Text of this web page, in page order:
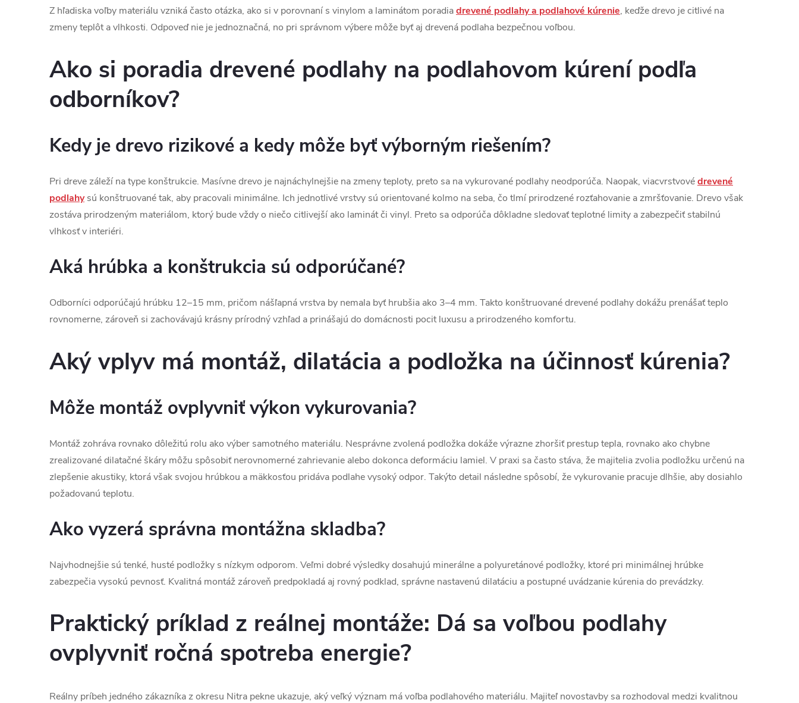
Z hľadiska voľby materiálu vzniká často otázka, ako si v porovnaní s vinylom a laminátom poradiadrevené podlahy a podlahové kúrenie, keďže drevo je citlivé na
zmeny teplôt a vlhkosti. Odpoveď nie je jednoznačná, no pri správnom výbere môže byť aj drevená podlaha bezpečnou voľbou.
Ako si poradia drevené podlahy na podlahovom kúrení podľa
odborníkov?
Kedy je drevo rizikové a kedy môže byť výborným riešením?
Pri dreve záleží na type konštrukcie. Masívne drevo je najnáchylnejšie na zmeny teploty, preto sa na vykurované podlahy neodporúča. Naopak, viacvrstvovédrevené
podlahysú konštruované tak, aby pracovali minimálne. Ich jednotlivé vrstvy sú orientované kolmo na seba, čo tlmí prirodzené rozťahovanie a zmršťovanie. Drevo však
zostáva prirodzeným materiálom, ktorý bude vždy o niečo citlivejší ako laminát či vinyl. Preto sa odporúča dôkladne sledovať teplotné limity a zabezpečiť stabilnú
vlhkosť v interiéri.
Aká hrúbka a konštrukcia sú odporúčané?
Odborníci odporúčajú hrúbku 12–15 mm, pričom nášľapná vrstva by nemala byť hrubšia ako 3–4 mm. Takto konštruované drevené podlahy dokážu prenášať teplo
rovnomerne, zároveň si zachovávajú krásny prírodný vzhľad a prinášajú do domácnosti pocit luxusu a prirodzeného komfortu.
Aký vplyv má montáž, dilatácia a podložka na účinnosť kúrenia?
Môže montáž ovplyvniť výkon vykurovania?
Montáž zohráva rovnako dôležitú rolu ako výber samotného materiálu. Nesprávne zvolená podložka dokáže výrazne zhoršiť prestup tepla, rovnako ako chybne
zrealizované dilatačné škáry môžu spôsobiť nerovnomerné zahrievanie alebo dokonca deformáciu lamiel. V praxi sa často stáva, že majitelia zvolia podložku určenú na
zlepšenie akustiky, ktorá však svojou hrúbkou a mäkkosťou pridáva podlahe vysoký odpor. Takýto detail následne spôsobí, že vykurovanie pracuje dlhšie, aby dosiahlo
požadovanú teplotu.
Ako vyzerá správna montážna skladba?
Najvhodnejšie sú tenké, husté podložky s nízkym odporom. Veľmi dobré výsledky dosahujú minerálne a polyuretánové podložky, ktoré pri minimálnej hrúbke
zabezpečia vysokú pevnosť. Kvalitná montáž zároveň predpokladá aj rovný podklad, správne nastavenú dilatáciu a postupné uvádzanie kúrenia do prevádzky.
Praktický príklad z reálnej montáže: Dá sa voľbou podlahy
ovplyvniť ročná spotreba energie?
Reálny príbeh jedného zákazníka z okresu Nitra pekne ukazuje, aký veľký význam má voľba podlahového materiálu. Majiteľ novostavby sa rozhodoval medzi kvalitnou